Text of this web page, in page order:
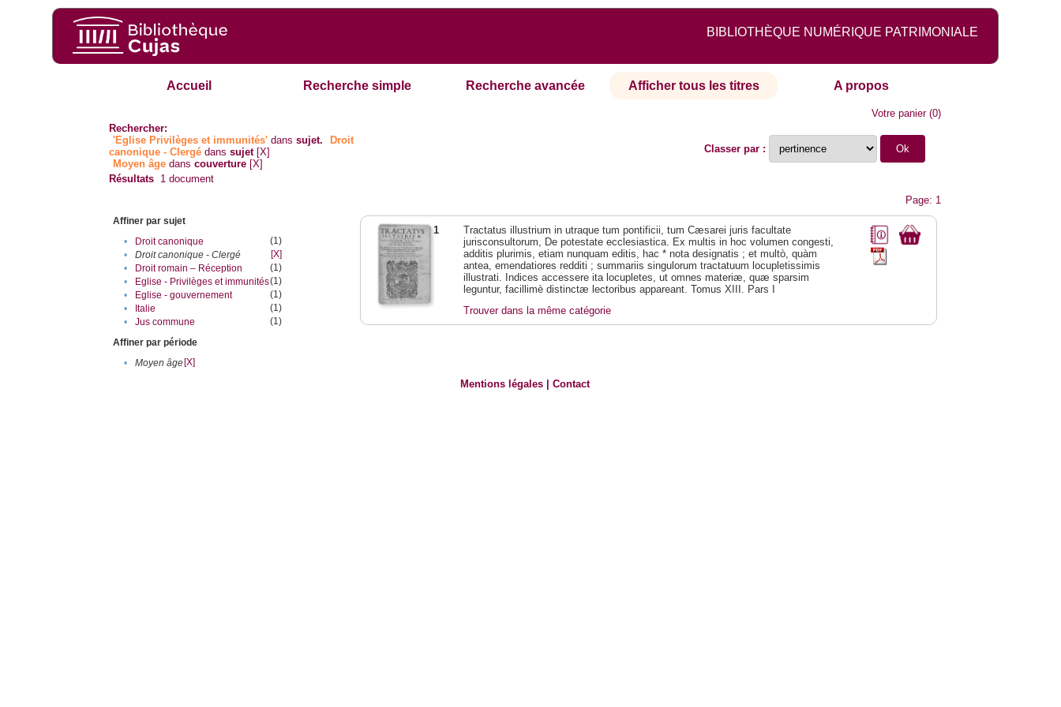
BIBLIOTHÈQUE NUMÉRIQUE PATRIMONIALE
Accueil Recherche simple Recherche avancée Afficher tous les titres A propos
Votre panier(0)
Rechercher:
'Eglise Privilèges et immunités' danssujet.
Droit
canonique - Clergé danssujet [X]
Moyen âge danscouverture [X]
Classer par :
Résultats 1 document
Page: 1
Affiner par sujet
•
Droit canonique
(1)
•
Droit canonique - Clergé
[X]
•
Droit romain – Réception
(1)
•
Eglise - Privilèges et immunités(1)
•
Eglise - gouvernement
(1)
•
Italie
(1)
•
Jus commune
(1)
Affiner par période
•
Moyen âge[X]
1
Tractatus illustrium in utraque tum pontificii, tum Cæsarei juris facultate
jurisconsultorum, De potestate ecclesiastica. Ex multis in hoc volumen congesti,
additis plurimis, etiam nunquam editis, hac * nota designatis ; et multò, quàm
antea, emendatiores redditi ; summariis singulorum tractatuum locupletissimis
illustrati. Indices accessere ita locupletes, ut omnes materiæ, quæ sparsim
leguntur, facillimè distinctæ lectoribus appareant. Tomus XIII. Pars I
Trouver dans la même catégorie
Mentions légales |Contact